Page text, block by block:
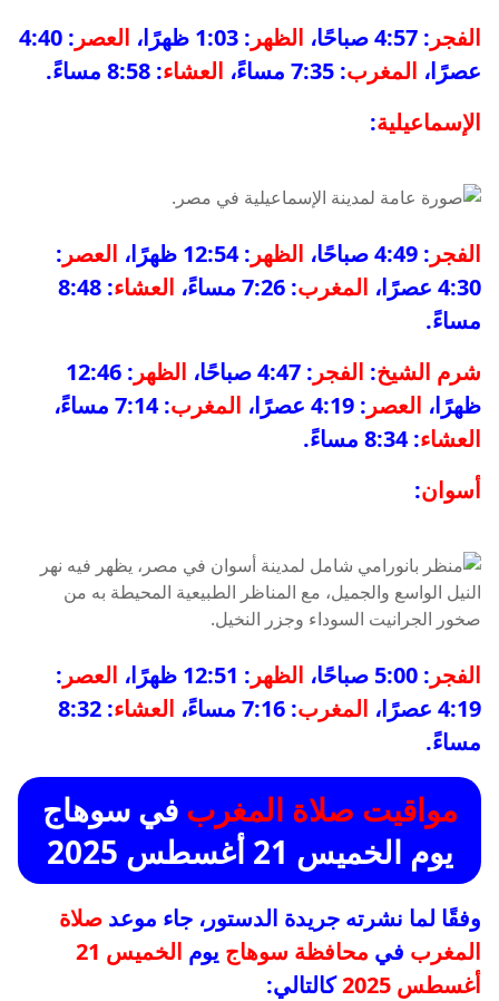
الفجر : 4:57 صباحًا، الظهر : 1:03 ظهرًا، العصر : 4:40
عصرًا، المغرب: 7:35 مساءً، العشاء: 8:58 مساءً.
الإسماعيلية:
الفجر : 4:49 صباحًا، الظهر : 12:54 ظهرًا، العصر :
4:30 عصرًا،
المغرب: 7:26 مساءً، العشاء : 8:48
مساءً.
شرم الشيخ: الفجر : 4:47 صباحًا، الظهر : 12:46
ظهرًا، العصر : 4:19 عصرًا، المغرب: 7:14 مساءً،
العشاء: 8:34 مساءً.
أسوان:
الفجر : 5:00 صباحًا، الظهر : 12:51 ظهرًا، العصر :
4:19 عصرًا،
المغرب: 7:16 مساءً، العشاء : 8:32
مساءً.
مواقيت صلاة المغرب في سوهاج
يوم الخميس 21 أغسطس 2025
وفقًا لما نشرته جريدة الدستور، جاء موعد صلاة
المغرب في محافظة سوهاج يوم
الخميس 21
أغسطس 2025
كالتالي: